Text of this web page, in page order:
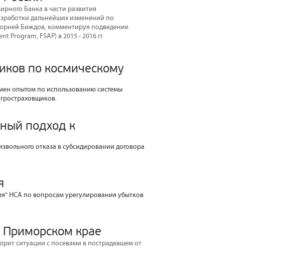
Банка в части развития
дальнейших изменений по
Биждов, комментируя подведение
Program, FSAP) в 2015 - 2016 гг.
по космическому
опытом по использованию системы
подход к
отказа в субсидировании договора
НСА по вопросам урегулирования убытков
крае
ситуации с посевами в пострадавшем от